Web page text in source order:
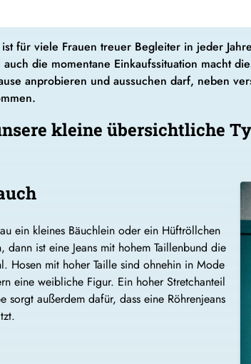
ist für viele Frauen treuer Begleiter in jeder
auch die momentane Einkaufssituation macht
anprobieren und aussuchen darf, neben
kleine übersichtliche
ein kleines Bäuchlein oder ein Hüftröllchen
dann ist eine Jeans mit hohem Taillenbund die
Hosen mit hoher Taille sind ohnehin in Mode
eine weibliche Figur. Ein hoher Stretchanteil
sorgt außerdem dafür, dass eine Röhrenjeans